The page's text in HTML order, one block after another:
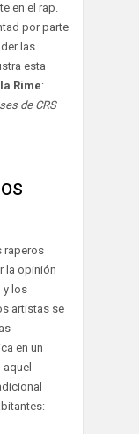
en el rap.
por parte
las
esta
Rime:
de CRS
raperos
la opinión
y los
artistas se
en un